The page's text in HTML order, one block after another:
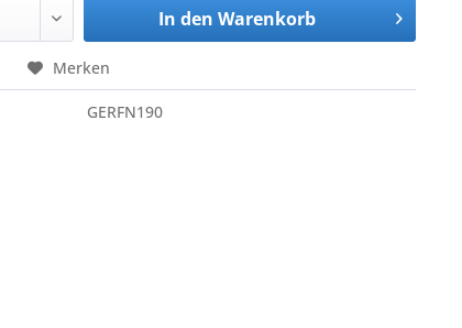
In den Warenkorb
Merken
GERFN190